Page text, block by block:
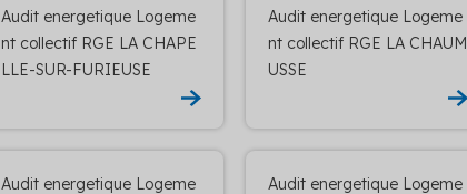
Audit energetique Logeme
nt collectif RGE LA CHAPE
LLE-SUR-FURIEUSE
Audit energetique Logeme
nt collectif RGE LA CHAUM
USSE
Audit energetique Logeme Audit energetique Logeme